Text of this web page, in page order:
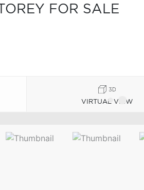
FOR SALE
VIRTUAL VIEW